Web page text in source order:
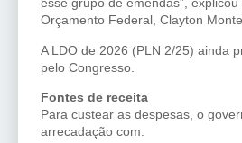
esse grupo de emendas”,
Orçamento Federal, Clayton
A LDO de 2026 (PLN 2/25) ainda
pelo Congresso.
Fontes de receita
Para custear as despesas, o
arrecadação com: